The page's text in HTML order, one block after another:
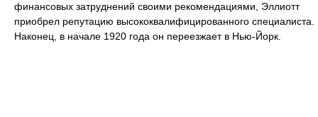
финансовых затруднений своими рекомендациями, Эллиотт
приобрел репутацию высококвалифицированного специалиста.
Наконец, в начале 1920 года он переезжает в Нью-Йорк.